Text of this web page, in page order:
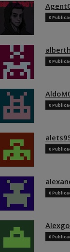
0
0
0
0
0
0